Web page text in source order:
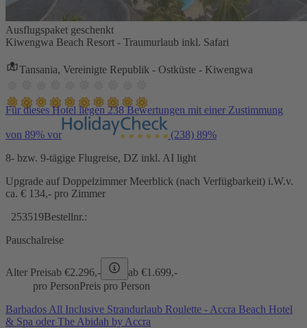
Ausflugspaket geschenkt
Kiwengwa Beach Resort - Traumurlaub inkl. Safari
Tansania, Vereinigte Republik - Ostküste - Kiwengwa
Für dieses Hotel liegen 238 Bewertungen mit einer Zustimmung
von 89% vor (238) 89%
8- bzw. 9-tägige Flugreise, DZ inkl. AI light
Upgrade auf Doppelzimmer Meerblick (nach Verfügbarkeit) i.W.v.
ca. € 134,- pro Zimmer
253519Bestellnr.:
Pauschalreise
Alter Preisab €2.296,- ab €1.699,-
pro PersonPreis pro Person
Barbados All Inclusive Strandurlaub Roulette - Accra Beach Hotel
& Spa oder The Abidah by Accra